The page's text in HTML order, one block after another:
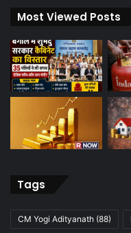
Most Viewed Posts
Tags
CM Yogi Adityanath (88)